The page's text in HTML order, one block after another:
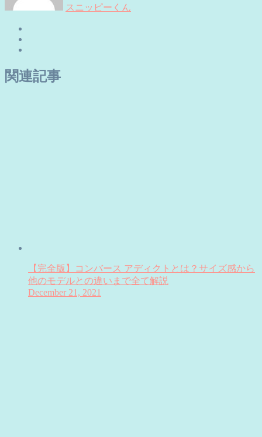
スニッピーくん
関連記事
【完全版】コンバース アディクトとは？サイズ感から
他のモデルとの違いまで全て解説
December 21, 2021